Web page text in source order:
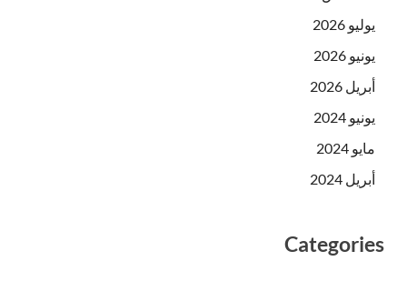
يوليو 2026
يونيو 2026
أبريل 2026
يونيو 2024
مايو 2024
أبريل 2024
Categories